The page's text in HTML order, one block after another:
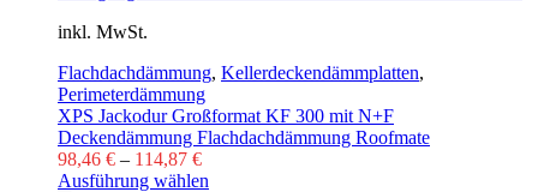
inkl. MwSt.
Flachdachdämmung, Kellerdeckendämmplatten,
Perimeterdämmung
XPS Jackodur Großformat KF 300 mit N+F
Deckendämmung Flachdachdämmung Roofmate
98,46 € – 114,87 €
Ausführung wählen